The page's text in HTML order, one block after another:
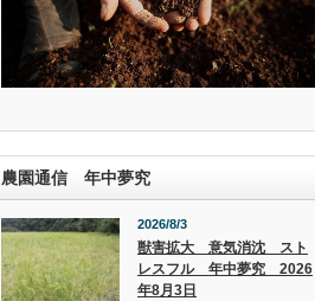
農園通信 年中夢究
2026/8/3
獣害拡大 意気消沈 スト
レスフル 年中夢究 2026
年8月3日